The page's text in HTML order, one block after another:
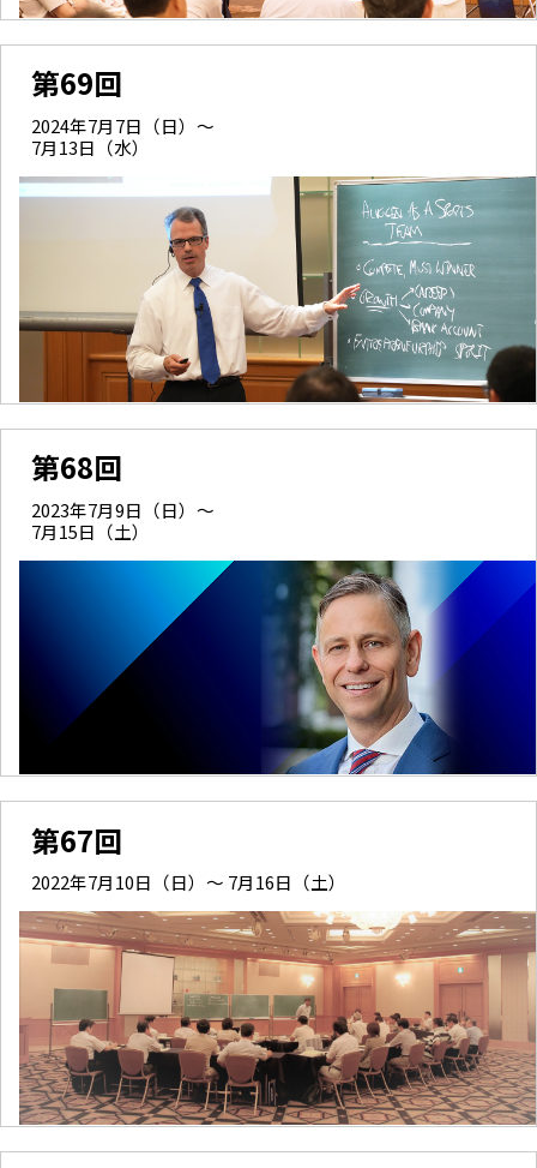
第69回
2024年7月7日（日）～
7月13日（水）
第68回
2023年7月9日（日）～
7月15日（土）
第67回
2022年7月10日（日）～ 7月16日（土）